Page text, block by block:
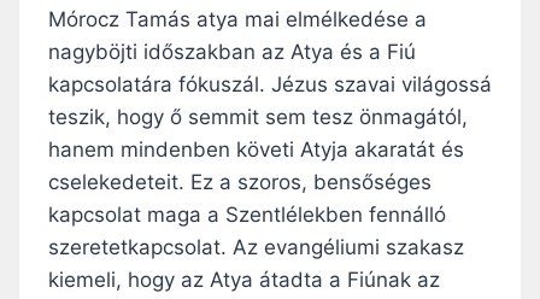
Mórocz Tamás atya mai elmélkedése a
nagyböjti időszakban az Atya és a Fiú
kapcsolatára fókuszál. Jézus szavai világossá
teszik, hogy ő semmit sem tesz önmagától,
hanem mindenben követi Atyja akaratát és
cselekedeteit. Ez a szoros, bensőséges
kapcsolat maga a Szentlélekben fennálló
szeretetkapcsolat. Az evangéliumi szakasz
kiemeli, hogy az Atya átadta a Fiúnak az